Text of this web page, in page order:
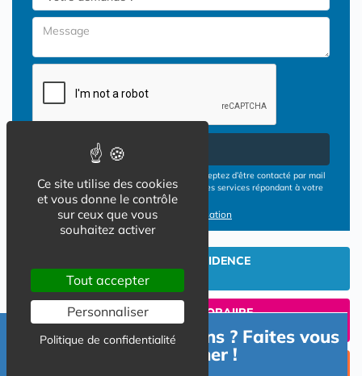
En cliquant sur le bouton ENVOYER vous acceptez d’être contacté par mail
ou téléphone par les opérateurs de résidences services répondant à votre
demande
Conditions d'utilisation
INVESTIR EN RESIDENCE
UN SEJOUR TEMPORAIIRE
EN RESIDENCE SENIOR?
TROUVER UNE PLACE
Besoin d'informations ? Faites vous
accompagner !
Ce site utilise des cookies
et vous donne le contrôle
sur ceux que vous
souhaitez activer
Tout accepter
Personnaliser
Politique de confidentialité